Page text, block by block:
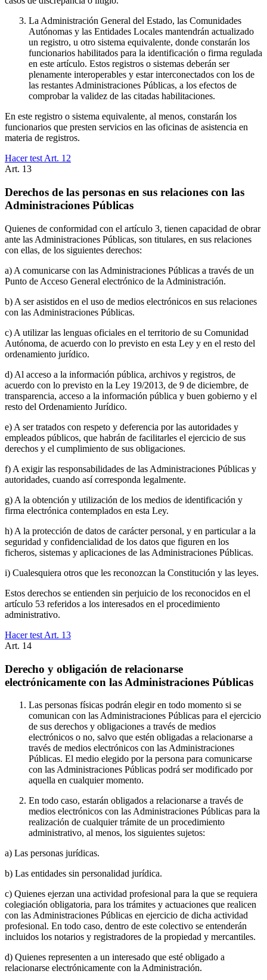
La Administración General del Estado, las Comunidades
Autónomas y las Entidades Locales mantendrán actualizado
un registro, u otro sistema equivalente, donde constarán los
funcionarios habilitados para la identificación o firma regulada
en este artículo. Estos registros o sistemas deberán ser
plenamente interoperables y estar interconectados con los de
las restantes Administraciones Públicas, a los efectos de
comprobar la validez de las citadas habilitaciones.
En este registro o sistema equivalente, al menos, constarán los
funcionarios que presten servicios en las oficinas de asistencia en
materia de registros.
Hacer test Art. 12
Art. 13
Derechos de las personas en sus relaciones con las
Administraciones Públicas
Quienes de conformidad con el artículo 3, tienen capacidad de obrar
ante las Administraciones Públicas, son titulares, en sus relaciones
con ellas, de los siguientes derechos:
a) A comunicarse con las Administraciones Públicas a través de un
Punto de Acceso General electrónico de la Administración.
b) A ser asistidos en el uso de medios electrónicos en sus relaciones
con las Administraciones Públicas.
c) A utilizar las lenguas oficiales en el territorio de su Comunidad
Autónoma, de acuerdo con lo previsto en esta Ley y en el resto del
ordenamiento jurídico.
d) Al acceso a la información pública, archivos y registros, de
acuerdo con lo previsto en la Ley 19/2013, de 9 de diciembre, de
transparencia, acceso a la información pública y buen gobierno y el
resto del Ordenamiento Jurídico.
e) A ser tratados con respeto y deferencia por las autoridades y
empleados públicos, que habrán de facilitarles el ejercicio de sus
derechos y el cumplimiento de sus obligaciones.
f) A exigir las responsabilidades de las Administraciones Públicas y
autoridades, cuando así corresponda legalmente.
g) A la obtención y utilización de los medios de identificación y
firma electrónica contemplados en esta Ley.
h) A la protección de datos de carácter personal, y en particular a la
seguridad y confidencialidad de los datos que figuren en los
ficheros, sistemas y aplicaciones de las Administraciones Públicas.
i) Cualesquiera otros que les reconozcan la Constitución y las leyes.
Estos derechos se entienden sin perjuicio de los reconocidos en el
artículo 53 referidos a los interesados en el procedimiento
administrativo.
Hacer test Art. 13
Art. 14
Derecho y obligación de relacionarse
electrónicamente con las Administraciones Públicas
Las personas físicas podrán elegir en todo momento si se
comunican con las Administraciones Públicas para el ejercicio
de sus derechos y obligaciones a través de medios
electrónicos o no, salvo que estén obligadas a relacionarse a
través de medios electrónicos con las Administraciones
Públicas. El medio elegido por la persona para comunicarse
con las Administraciones Públicas podrá ser modificado por
aquella en cualquier momento.
En todo caso, estarán obligados a relacionarse a través de
medios electrónicos con las Administraciones Públicas para la
realización de cualquier trámite de un procedimiento
administrativo, al menos, los siguientes sujetos:
a) Las personas jurídicas.
b) Las entidades sin personalidad jurídica.
c) Quienes ejerzan una actividad profesional para la que se requiera
colegiación obligatoria, para los trámites y actuaciones que realicen
con las Administraciones Públicas en ejercicio de dicha actividad
profesional. En todo caso, dentro de este colectivo se entenderán
incluidos los notarios y registradores de la propiedad y mercantiles.
d) Quienes representen a un interesado que esté obligado a
relacionarse electrónicamente con la Administración.